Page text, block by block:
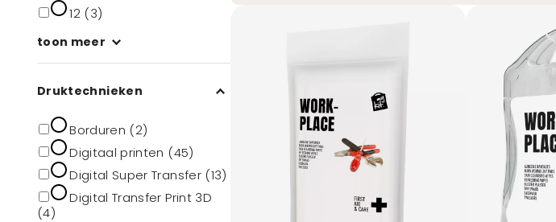
12 (3)
toon meer
Druktechnieken
Borduren (2)
Digitaal printen (45)
Digital Super Transfer (13)
Digital Transfer Print 3D
(4)